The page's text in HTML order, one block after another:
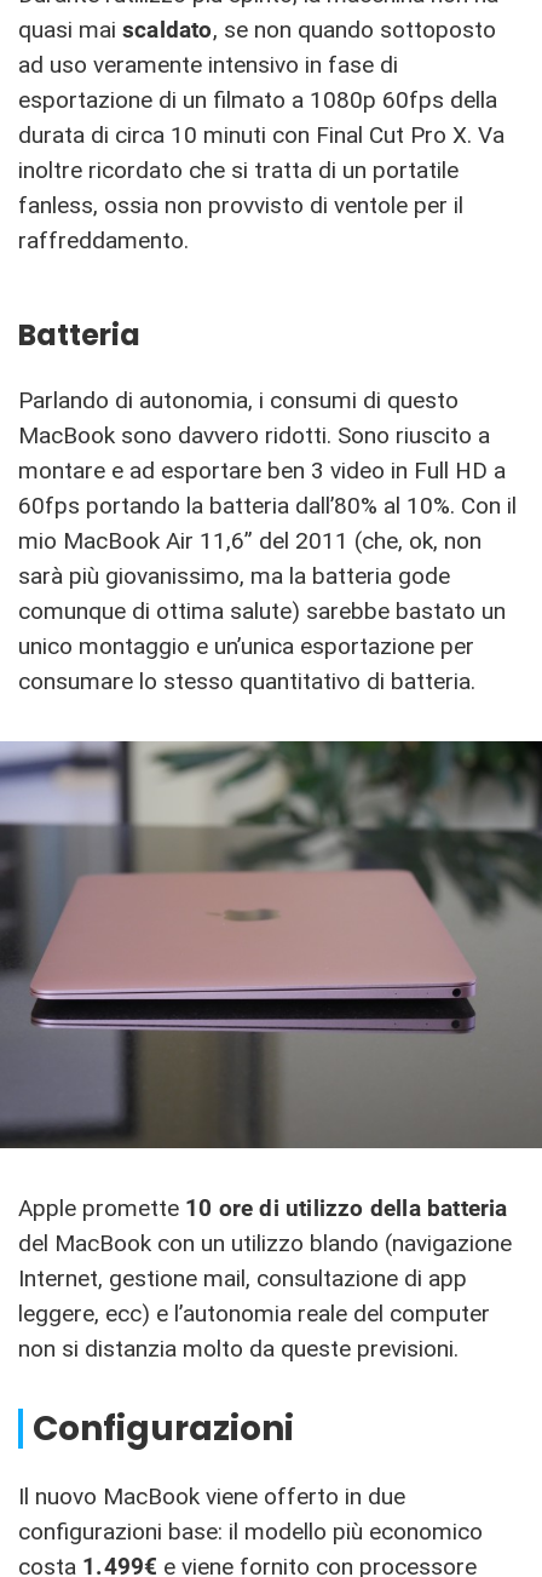
quasi mai scaldato, se non quando sottoposto
ad uso veramente intensivo in fase di
esportazione di un filmato a 1080p 60fps della
durata di circa 10 minuti con Final Cut Pro X. Va
inoltre ricordato che si tratta di un portatile
fanless, ossia non provvisto di ventole per il
raffreddamento.
Batteria
Parlando di autonomia, i consumi di questo
MacBook sono davvero ridotti. Sono riuscito a
montare e ad esportare ben 3 video in Full HD a
60fps portando la batteria dall’80% al 10%. Con il
mio MacBook Air 11,6” del 2011 (che, ok, non
sarà più giovanissimo, ma la batteria gode
comunque di ottima salute) sarebbe bastato un
unico montaggio e un’unica esportazione per
consumare lo stesso quantitativo di batteria.
Apple promette 10 ore di utilizzo della batteria
del MacBook con un utilizzo blando (navigazione
Internet, gestione mail, consultazione di app
leggere, ecc) e l’autonomia reale del computer
non si distanzia molto da queste previsioni.
Configurazioni
Il nuovo MacBook viene offerto in due
configurazioni base: il modello più economico
costa 1.499€ e viene fornito con processore